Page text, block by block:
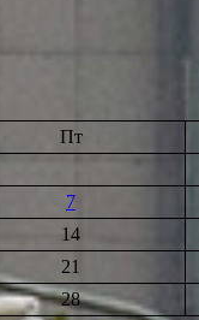
Пт
7
14
21
28